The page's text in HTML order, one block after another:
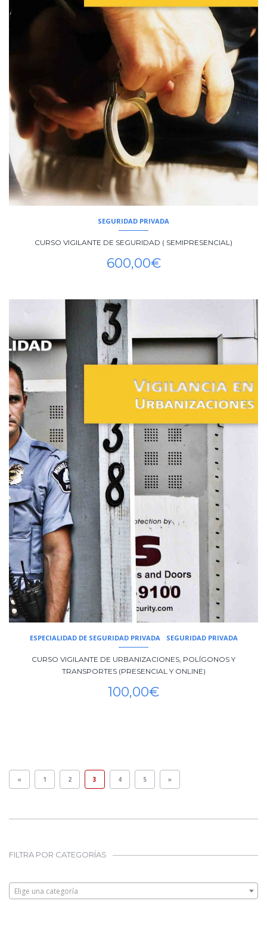
SEGURIDAD PRIVADA
CURSO VIGILANTE DE SEGURIDAD ( SEMIPRESENCIAL)
600,00€
ESPECIALIDAD DE SEGURIDAD PRIVADA SEGURIDAD PRIVADA
CURSO VIGILANTE DE URBANIZACIONES, POLÍGONOS Y
TRANSPORTES (PRESENCIAL Y ONLINE)
100,00€
« 1 2 3 4 5 »
FILTRA POR CATEGORÍAS
Elige una categoría